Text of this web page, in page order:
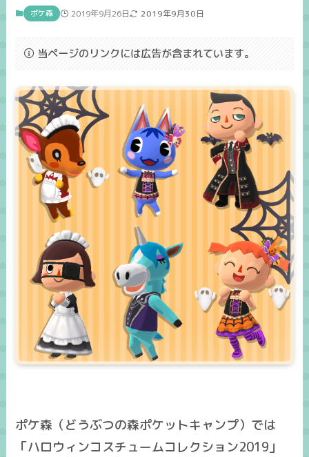
ポケ森 2019年9月26日 2019年9月30日
当ページのリンクには広告が含まれています。
ポケ森（どうぶつの森ポケットキャンプ）では
「ハロウィンコスチュームコレクション2019」